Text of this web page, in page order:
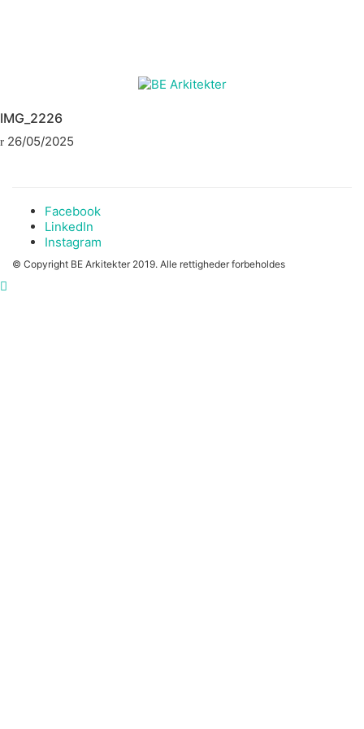
IMG_2226
26/05/2025
Facebook
LinkedIn
Instagram
© Copyright BE Arkitekter 2019. Alle rettigheder forbeholdes